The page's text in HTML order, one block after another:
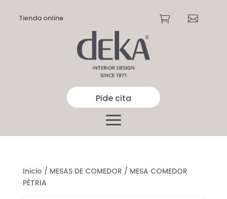
Tienda online  
Pide cita
Inicio / MESAS DE COMEDOR / MESA COMEDOR
PÈTRIA